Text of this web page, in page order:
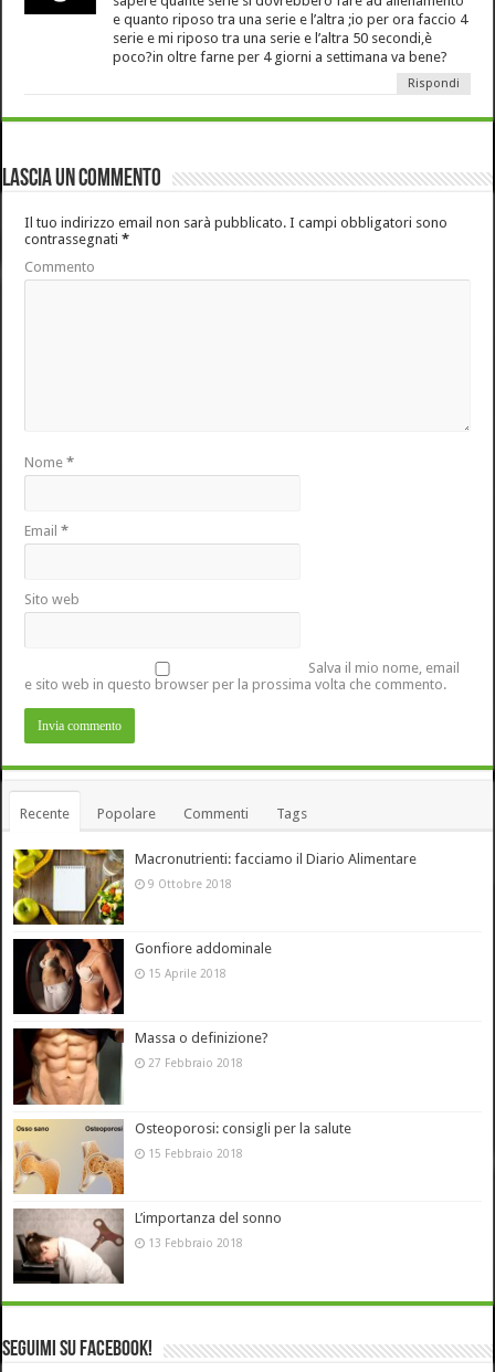
e quanto riposo tra una serie e l’altra ;io per ora faccio 4
serie e mi riposo tra una serie e l’altra 50 secondi,è
poco?in oltre farne per 4 giorni a settimana va bene?
Rispondi
Lascia un commento
Il tuo indirizzo email non sarà pubblicato. I campi obbligatori sono
contrassegnati*
Commento
Nome*
Email*
Sito web
Salva il mio nome, email
e sito web in questo browser per la prossima volta che commento.
Recente Popolare Commenti Tags
Macronutrienti: facciamo il Diario Alimentare
9 Ottobre 2018
Gonfiore addominale
15 Aprile 2018
Massa o definizione?
27 Febbraio 2018
Osteoporosi: consigli per la salute
15 Febbraio 2018
L’importanza del sonno
13 Febbraio 2018
Seguimi su Facebook!